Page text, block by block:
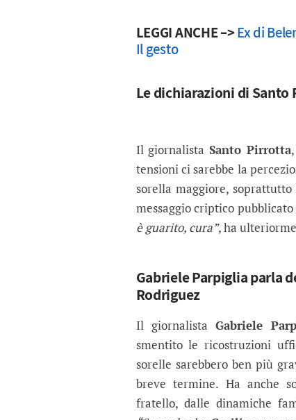
LEGGI ANCHE –>Ex di
Il gesto
Le dichiarazioni di Santo
Il giornalistaSanto Pirrotta
tensioni ci sarebbe la
sorella maggiore,
messaggio criptico pubblicato
è guarito, cura”, ha
Gabriele Parpiglia parla
Rodriguez
Il giornalista Gabriele
smentito le ricostruzioni
sorelle sarebbero ben più
breve termine. Ha anche
fratello, dalle dinamiche